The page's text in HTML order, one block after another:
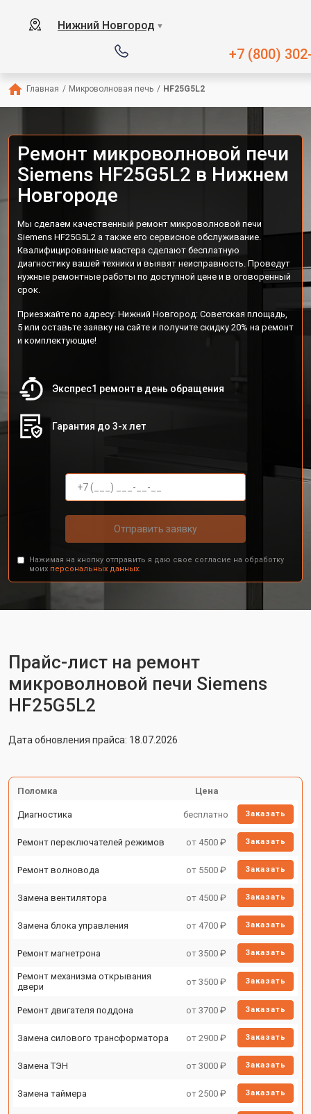
Нижний Новгород ▼
+7 (800)
Главная / Микроволновая печь / HF25G5L2
Ремонт микроволновой печи
Siemens HF25G5L2 в Нижнем
Новгороде
Мы сделаем качественный ремонт микроволновой печи
Siemens HF25G5L2 а также его сервисное обслуживание.
Квалифицированные мастера сделают бесплатную
диагностику вашей техники и выявят неисправность. Проведут
нужные ремонтные работы по доступной цене и в оговоренный
срок.
Приезжайте по адресу: Нижний Новгород: Советская площадь,
5 или оставьте заявку на сайте и получите скидку 20% на ремонт
и комплектующие!
Экспрес1 ремонт в день обращения
Гарантия до 3-х лет
Отправить заявку
Нажимая на кнопку отправить я даю свое согласие на обработку
моих персональных данных.
Прайс-лист на ремонт
микроволновой печи Siemens
HF25G5L2
Дата обновления прайса: 18.07.2026
Поломка Цена
Диагностика бесплатно Заказать
Ремонт переключателей режимов от 4500 ₽ Заказать
Ремонт волновода от 5500 ₽ Заказать
Замена вентилятора от 4500 ₽ Заказать
Замена блока управления от 4700 ₽ Заказать
Ремонт магнетрона от 3500 ₽ Заказать
Ремонт механизма открывания
двери
от 3500 ₽ Заказать
Ремонт двигателя поддона от 3700 ₽ Заказать
Замена силового трансформатора от 2900 ₽ Заказать
Замена ТЭН от 3000 ₽ Заказать
Замена таймера от 2500 ₽ Заказать